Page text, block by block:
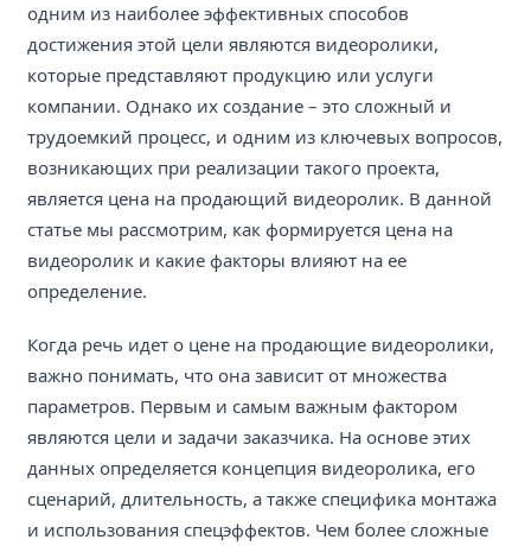
одним из наиболее эффективных способов
достижения этой цели являются видеоролики,
которые представляют продукцию или услуги
компании. Однако их создание – это сложный и
трудоемкий процесс, и одним из ключевых вопросов,
возникающих при реализации такого проекта,
является цена на продающий видеоролик. В данной
статье мы рассмотрим, как формируется цена на
видеоролик и какие факторы влияют на ее
определение.
Когда речь идет о цене на продающие видеоролики,
важно понимать, что она зависит от множества
параметров. Первым и самым важным фактором
являются цели и задачи заказчика. На основе этих
данных определяется концепция видеоролика, его
сценарий, длительность, а также специфика монтажа
и использования спецэффектов. Чем более сложные